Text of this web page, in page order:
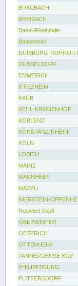
BRAUBACH
BREISACH
Basel-Rheinhalle
Bodenheim
DUISBURG-
DÜSSELDORF
EMMERICH
IFFEZHEIM
KAUB
KEHL-KRONENHOF
KOBLENZ
KONSTANZ-RHEIN
KÖLN
LOBITH
MAINZ
MANNHEIM
MAXAU
NIERSTEIN-
Neuwied Stadt
OBERWINTER
OESTRICH
OTTENHEIM
PANNERDENSE KOP
PHILIPPSBURG
PLITTERSDORF